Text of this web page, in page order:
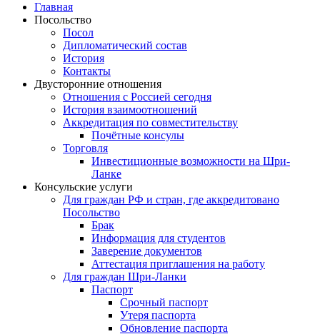
Главная
Посольство
Посол
Дипломатический состав
История
Контакты
Двусторонние отношения
Отношения с Россией сегодня
История взаимоотношений
Аккредитация по совместительству
Почётные консулы
Торговля
Инвестиционные возможности на Шри-
Ланке
Консульские услуги
Для граждан РФ и стран, где аккредитовано
Посольство
Брак
Информация для студентов
Заверение документов
Аттестация приглашения на работу
Для граждан Шри-Ланки
Паспорт
Срочный паспорт
Утеря паспорта
Обновление паспорта